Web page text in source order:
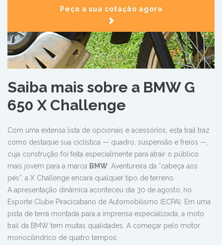
Peça a sua cotação agora
Saiba mais sobre a BMW G
650 X Challenge
Com uma extensa lista de opcionais e acessórios, esta trail traz
como destaque sua ciclística — quadro, suspensão e freios —,
cuja construção foi feita especialmente para atrair o público
mais jovem para a marca BMW . Aventureira da “cabeça aos
pés”, a X Challenge encara qualquer tipo de terreno.
A apresentação dinâmica aconteceu dia 30 de agosto, no
Esporte Clube Piracicabano de Automobilismo (ECPA). Em uma
pista de terra montada para a imprensa especializada, a moto
trail da BMW tem muitas qualidades. A começar pelo motor
monocilíndrico de quatro tempos.